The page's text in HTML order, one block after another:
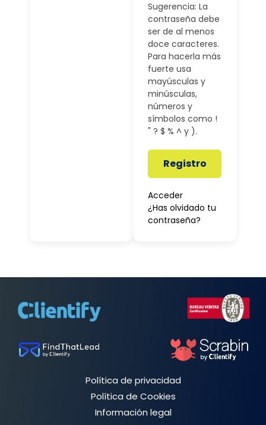
Sugerencia: La
contraseña debe
ser de al menos
doce caracteres.
Para hacerla más
fuerte usa
mayúsculas y
minúsculas,
números y
símbolos como !
" ? $ % ^ y ).
Registro
Acceder
¿Has olvidado tu
contraseña?
Política de privacidad
Política de Cookies
Información legal